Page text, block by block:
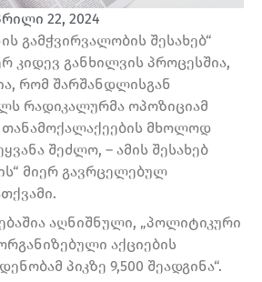
22, 2024
გამჭვირვალობის შესახებ“
კიდევ განხილვის პროცესშია,
რომ შარშანდლისგან
რადიკალურმა ოპოზიციამ
თანამოქალაქეების მხოლოდ
შეძლო, – ამის შესახებ
მიერ გავრცელებულ
აღნიშნული, „პოლიტიკური
აქციების
პიკზე 9,500 შეადგინა“.